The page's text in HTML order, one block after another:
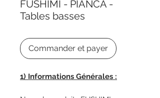
FUSHIMI - PIANCA -
Tables basses
Commander et payer
1) Informations Générales :